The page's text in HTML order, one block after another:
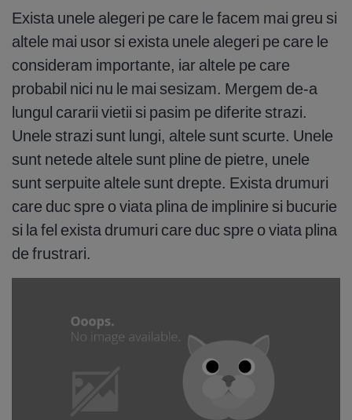
Exista unele alegeri pe care le facem mai greu si
altele mai usor si exista unele alegeri pe care le
consideram importante, iar altele pe care
probabil nici nu le mai sesizam. Mergem de-a
lungul cararii vietii si pasim pe diferite strazi.
Unele strazi sunt lungi, altele sunt scurte. Unele
sunt netede altele sunt pline de pietre, unele
sunt serpuite altele sunt drepte. Exista drumuri
care duc spre o viata plina de implinire si bucurie
si la fel exista drumuri care duc spre o viata plina
de frustrari.